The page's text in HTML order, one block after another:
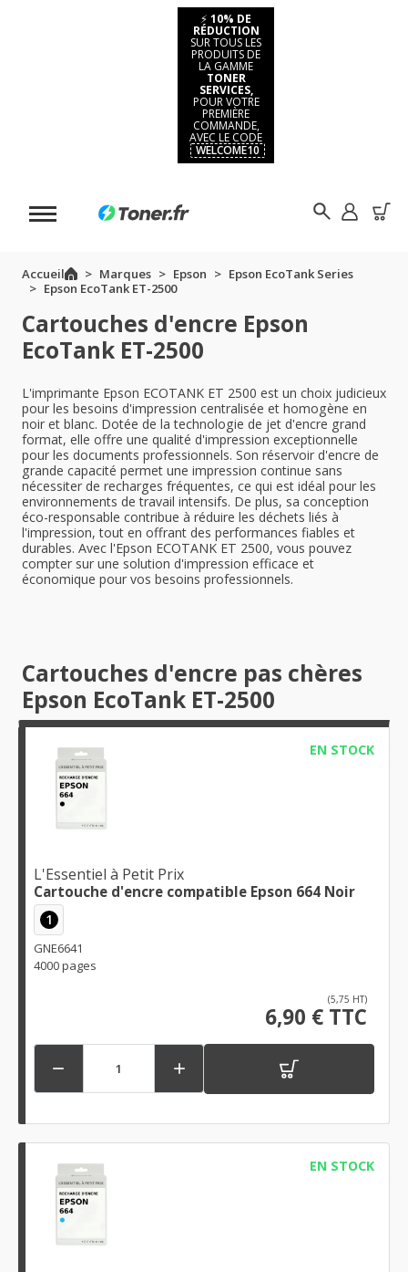
⚡ 10% DE
RÉDUCTION
SUR TOUS LES
PRODUITS DE
LA GAMME
TONER
SERVICES,
POUR VOTRE
PREMIÈRE
COMMANDE,
AVEC LE CODE
WELCOME10
Accueil Marques Epson
Epson EcoTank Series
Epson EcoTank ET-2500
Cartouches d'encre Epson
EcoTank ET-2500
L'imprimante Epson ECOTANK ET 2500 est un choix judicieux
pour les besoins d'impression centralisée et homogène en
noir et blanc. Dotée de la technologie de jet d'encre grand
format, elle offre une qualité d'impression exceptionnelle
pour les documents professionnels. Son réservoir d'encre de
grande capacité permet une impression continue sans
nécessiter de recharges fréquentes, ce qui est idéal pour les
environnements de travail intensifs. De plus, sa conception
éco-responsable contribue à réduire les déchets liés à
l'impression, tout en offrant des performances fiables et
durables. Avec l'Epson ECOTANK ET 2500, vous pouvez
compter sur une solution d'impression efficace et
économique pour vos besoins professionnels.
Cartouches d'encre pas chères
Epson EcoTank ET-2500
EN STOCK
L'Essentiel à Petit Prix
Cartouche d'encre compatible Epson 664 Noir
1
GNE6641
4000 pages
(5,75 HT)
6,90 € TTC
 
EN STOCK